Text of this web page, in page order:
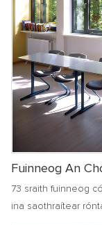
Fuinneog An
73 sraith fuinneog
ina saothraítear